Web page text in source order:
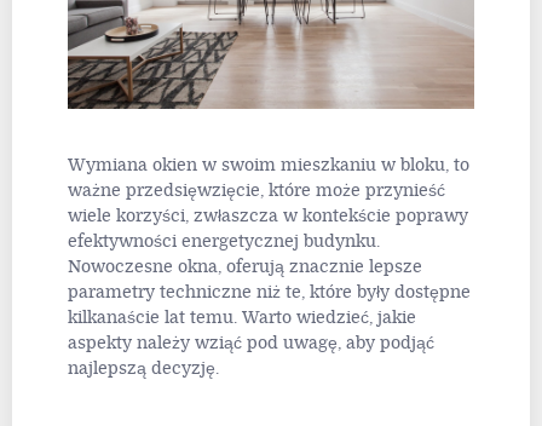
Wymiana okien w swoim mieszkaniu w bloku, to
ważne przedsięwzięcie, które może przynieść
wiele korzyści, zwłaszcza w kontekście poprawy
efektywności energetycznej budynku.
Nowoczesne okna, oferują znacznie lepsze
parametry techniczne niż te, które były dostępne
kilkanaście lat temu. Warto wiedzieć, jakie
aspekty należy wziąć pod uwagę, aby podjąć
najlepszą decyzję.